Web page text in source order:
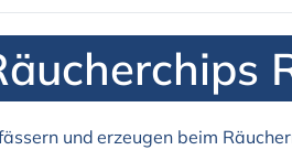
und erzeugen beim